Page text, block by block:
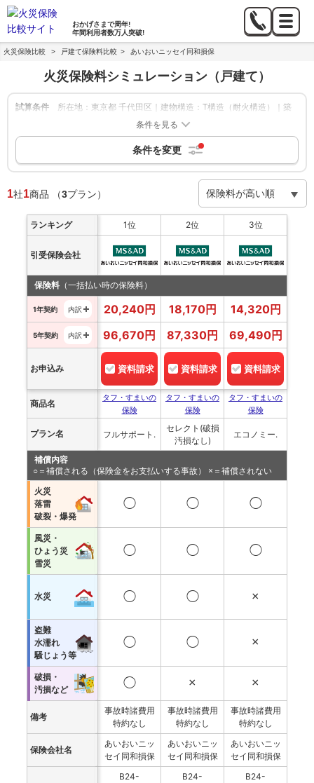
おかげさまで周年!
年間利用者数万人突破!
火災保険比較 > 戸建て保険料比較 > あいおいニッセイ同和損保
火災保険料シミュレーション （戸建て）
試算条件
所在地：東京都 千代田区｜建物構造：T構造（耐火構造）｜築
年数：新築｜建物の保険金額：1,000万円｜家財補償：-｜地震
保険：あり
保険期間：1年,5年|
保険会社：あいおいニッセイ
同和損保
条件を見る
条件を変更
1社1商品 （3プラン）
ランキング 1位 2位 3位
引受保険会社
保険料 （一括払い時の保険料）
1年契約 内訳 20,240円 18,170円 14,320円
5年契約 内訳 96,670円 87,330円 69,490円
お申込み 資料請求 資料請求 資料請求
商品名
タフ・すまいの
保険
タフ・すまいの
保険
タフ・すまいの
保険
プラン名 フルサポート.
セレクト(破損
汚損なし)
エコノミー.
補償内容
○＝補償される（保険金をお支払いする事故） ×＝補償されない
火災
落雷
破裂・爆発
◯ ◯ ◯
風災・
ひょう災
雪災
◯ ◯ ◯
水災 ◯ ◯ ×
盗難
水濡れ
騒じょう等
◯ ◯ ×
破損・
汚損など
◯ × ×
備考
事故時諸費用
特約なし
事故時諸費用
特約なし
事故時諸費用
特約なし
保険会社名
あいおいニッ
セイ同和損保
あいおいニッ
セイ同和損保
あいおいニッ
セイ同和損保
B24-
B24-
B24-